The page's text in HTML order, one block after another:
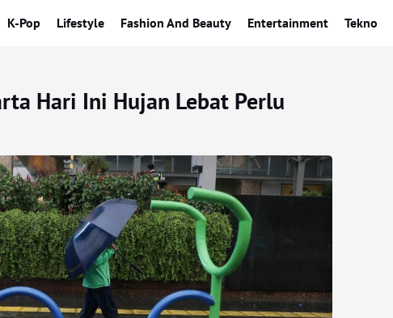
K-Pop Lifestyle Fashion And Beauty Entertainment Tekno
Hari Ini Hujan Lebat Perlu